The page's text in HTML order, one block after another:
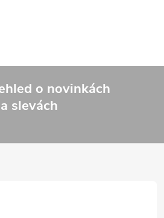
o novinkách
a slevách